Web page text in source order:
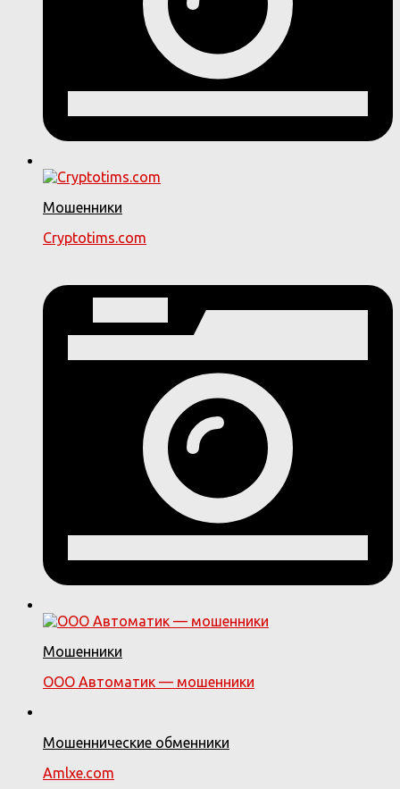
Мошенники
Cryptotims.com
Мошенники
ООО Автоматик — мошенники
Мошеннические обменники
Amlxe.com